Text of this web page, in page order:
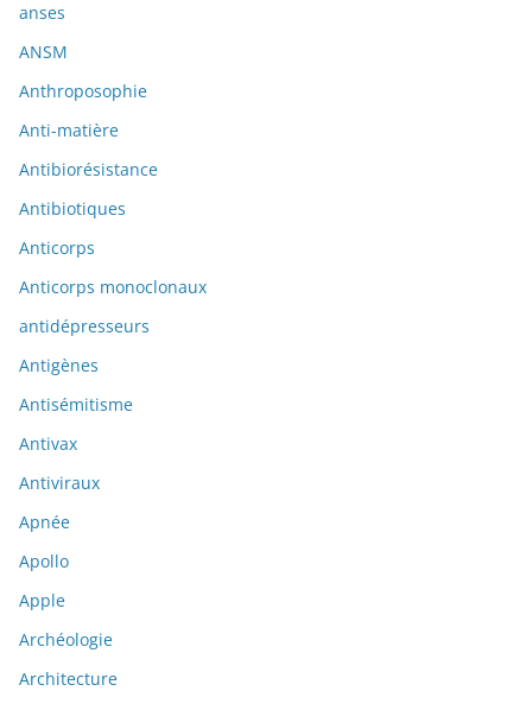
anses
ANSM
Anthroposophie
Anti-matière
Antibiorésistance
Antibiotiques
Anticorps
Anticorps monoclonaux
antidépresseurs
Antigènes
Antisémitisme
Antivax
Antiviraux
Apnée
Apollo
Apple
Archéologie
Architecture